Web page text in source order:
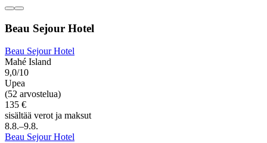
Beau Sejour Hotel
Beau Sejour Hotel
Mahé Island
9,0/10
Upea
(52 arvostelua)
135 €
sisältää verot ja maksut
8.8.–9.8.
Beau Sejour Hotel